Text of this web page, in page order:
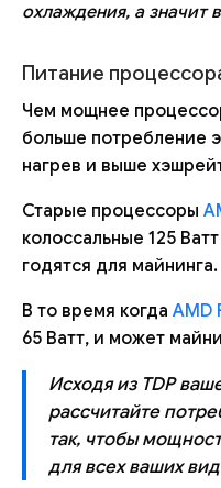
охлаждения, а значит
Питание
Чем мощнее
больше потребление
нагрев и выше
Старые процессоры
колоссальные 125
годятся для майнинга.
В то время когда AMD
65 Ватт, и может
Исходя из TDP
рассчитайте
так, чтобы
для всех ваших